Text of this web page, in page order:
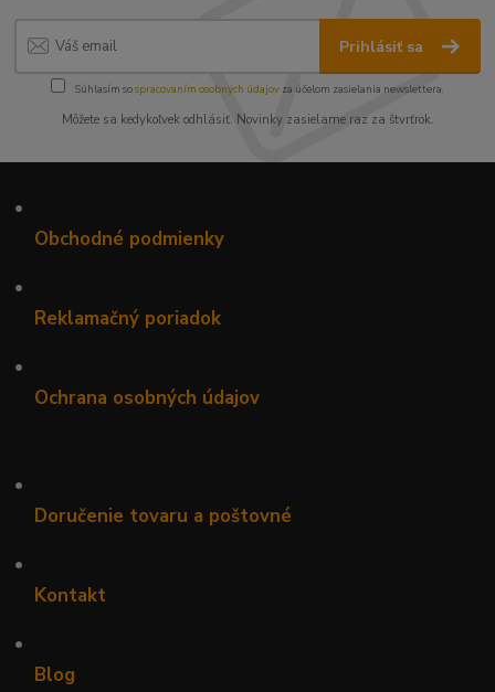
Prihlásiť sa
Súhlasím sospracovaním osobných údajov za účelom zasielania newslettera.
Môžete sa kedykoľvek odhlásiť. Novinky zasielame raz za štvrťrok.
•
Obchodné podmienky
•
Reklamačný poriadok
•
Ochrana osobných údajov
•
Doručenie tovaru a poštovné
•
Kontakt
•
Blog